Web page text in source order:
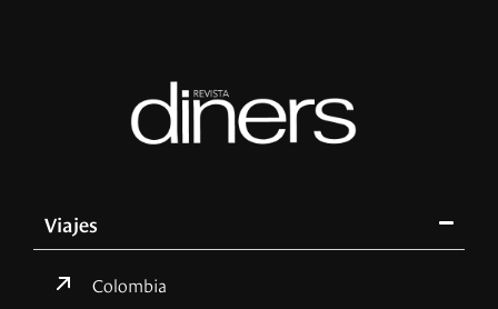
Viajes
Colombia